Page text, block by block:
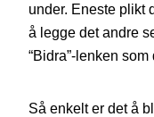
under. Eneste plikt
å legge det andre
“Bidra”-lenken
Så enkelt er det å